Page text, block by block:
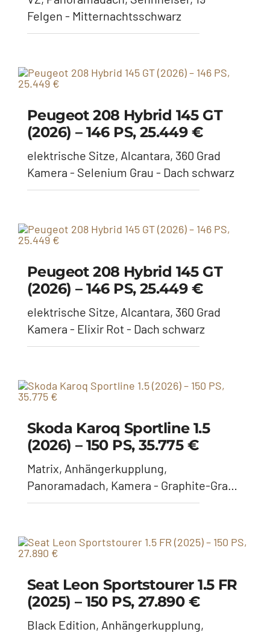
Kamera - Selenium Grau - Dach schwarz
Peugeot 208 Hybrid 145 GT
(2026) – 146 PS, 25.449 €
elektrische Sitze, Alcantara, 360 Grad
Kamera - Elixir Rot - Dach schwarz
Skoda Karoq Sportline 1.5
(2026) – 150 PS, 35.775 €
Matrix, Anhängerkupplung,
Panoramadach, Kamera - Graphite-Grau
Seat Leon Sportstourer 1.5 FR
(2025) – 150 PS, 27.890 €
Black Edition, Anhängerkupplung,
Kamera - Mythosschwarz Metallic
Skoda Kodiaq 1.5 TSI Sportline
(2026) – 150 PS, 41.490 €
Anhängerkupplung - Race-Blau Metallic